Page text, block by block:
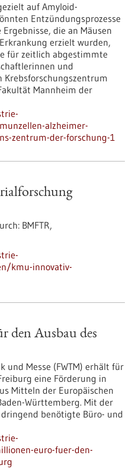
auf Amyloid-
Entzündungsprozesse
die an Mäusen
erzielt wurden,
für zeitlich abgestimmte
und
Krebsforschungszentrum
Mannheim der
alzheimer-
zentrum-der-forschung-1
BMFTR,
kmu-innovativ-
den Ausbau des
und Messe (FWTM) erhält für
eine Förderung in
Mitteln der Europäischen
Württemberg. Mit der
benötigte Büro- und
euro-fuer-den-